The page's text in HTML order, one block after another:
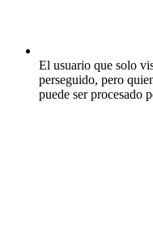
El usuario que solo
perseguido, pero
puede ser procesado